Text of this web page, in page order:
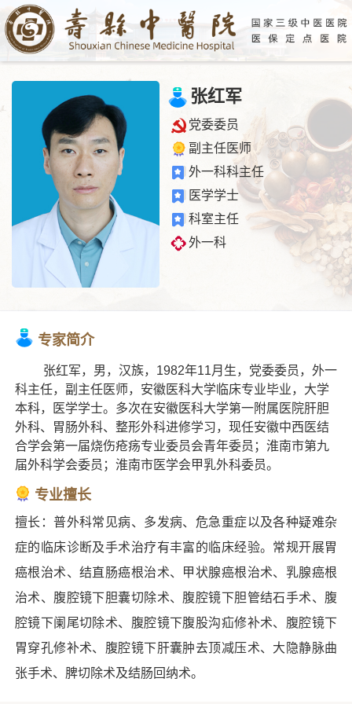
张红军
党委委员
副主任医师
外一科科主任
医学学士
科室主任
外一科
专家简介
张红军，男，汉族，1982年11月生，党委委员，外一
科主任，副主任医师，安徽医科大学临床专业毕业，大学
本科，医学学士。 多次在安徽医科大学第一附属医院肝胆
外科、胃肠外科、整形外科进修学习，现任安徽中西医结
合学会第一届烧伤疮疡专业委员会青年委员；淮南市第九
届外科学会委员；淮南市医学会甲乳外科委员。
专业擅长
擅长：普外科常见病、多发病、危急重症以及各种疑难杂
症的临床诊断及手术治疗有丰富的临床经验。常规开展胃
癌根治术、结直肠癌根治术、甲状腺癌根治术、乳腺癌根
治术、腹腔镜下胆囊切除术、腹腔镜下胆管结石手术、腹
腔镜下阑尾切除术、腹腔镜下腹股沟疝修补术、腹腔镜下
胃穿孔修补术、腹腔镜下肝囊肿去顶减压术、大隐静脉曲
张手术、脾切除术及结肠回纳术。